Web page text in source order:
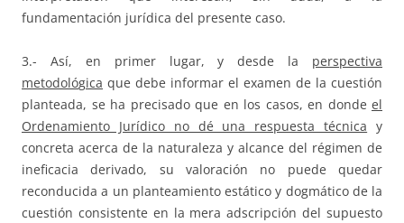
fundamentación jurídica del presente caso.
3.- Así, en primer lugar, y desde la perspectiva
metodológica que debe informar el examen de la cuestión
planteada, se ha precisado que en los casos, en donde el
Ordenamiento Jurídico no dé una respuesta técnica y
concreta acerca de la naturaleza y alcance del régimen de
ineficacia derivado, su valoración no puede quedar
reconducida a un planteamiento estático y dogmático de la
cuestión consistente en la mera adscripción del supuesto